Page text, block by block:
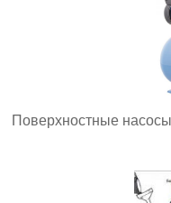
Поверхностные